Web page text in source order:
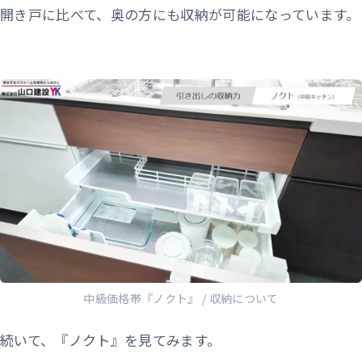
開き戸に比べて、奥の方にも収納が可能になっています。
中級価格帯『ノクト』 / 収納について
続いて、『ノクト』を見てみます。